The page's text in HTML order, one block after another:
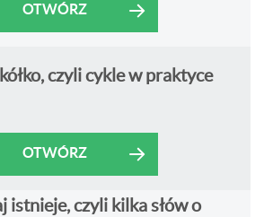
OTWÓRZ
czyli cykle w praktyce
OTWÓRZ
istnieje, czyli kilka słów o